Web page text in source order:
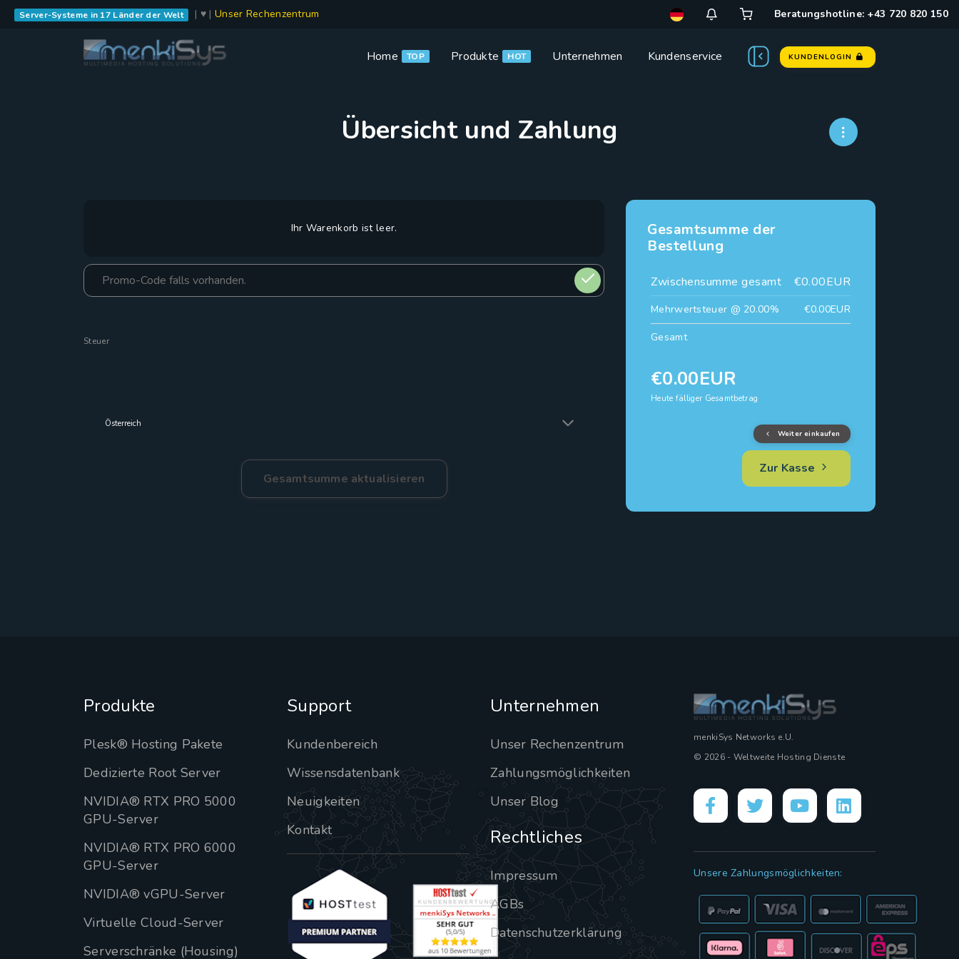
Server-Systeme in 17 Länder der Welt | ♥ | Unser Rechenzentrum Beratungshotline: +43 720 820 150
Home TOP Produkte HOT Unternehmen Kundenservice KUNDENLOGIN
Übersicht und Zahlung
Ihr Warenkorb ist leer.
Steuer
Gesamtsumme aktualisieren
Gesamtsumme der
Bestellung
Zwischensumme gesamt €0.00EUR
Mehrwertsteuer @ 20.00% €0.00EUR
Gesamt
€0.00EUR
Heute fälliger Gesamtbetrag
Weiter einkaufen
Zur Kasse
Produkte
Plesk® Hosting Pakete
Dedizierte Root Server
NVIDIA® RTX PRO 5000
GPU-Server
NVIDIA® RTX PRO 6000
GPU-Server
NVIDIA® vGPU-Server
Virtuelle Cloud-Server
Serverschränke (Housing)
Support
Kundenbereich
Wissensdatenbank
Neuigkeiten
Kontakt
Unternehmen
Unser Rechenzentrum
Zahlungsmöglichkeiten
Unser Blog
Rechtliches
Impressum
AGBs
Datenschutzerklärung
menkiSys Networks e.U.
© 2026 - Weltweite Hosting Dienste
Unsere Zahlungsmöglichkeiten: